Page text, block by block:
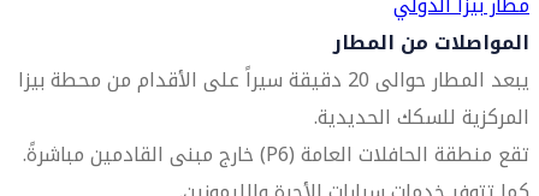
المواصلات من المطار
يبعد المطار حوالى 20 دقيقة سيراً على الأقدام من محطة بيزا
المركزية للسكك الحديدية.
تقع منطقة الحافلات العامة (P6) خارج مبنى القادمين مباشرةً.